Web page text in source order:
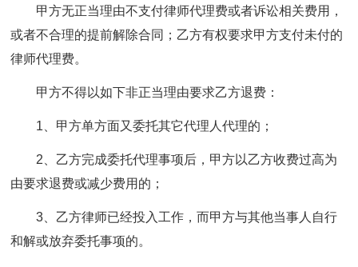
甲方无正当理由不支付律师代理费或者诉讼相关费用，
或者不合理的提前解除合同；乙方有权要求甲方支付未付的
律师代理费。
甲方不得以如下非正当理由要求乙方退费：
1、甲方单方面又委托其它代理人代理的；
2、乙方完成委托代理事项后，甲方以乙方收费过高为
由要求退费或减少费用的；
3、乙方律师已经投入工作，而甲方与其他当事人自行
和解或放弃委托事项的。